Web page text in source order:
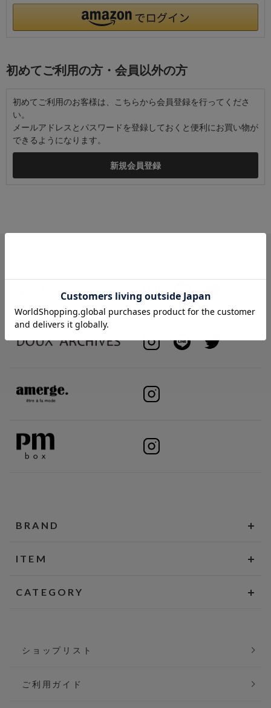
初めてご利用の方・会員以外の方
初めてご利用のお客様は、こちらから会員登録を行ってくださ
い。
メールアドレスとパスワードを登録しておくと便利にお買い物が
できるようになります。
BRAND
ITEM
CATEGORY
ショップリスト
ご利用ガイド